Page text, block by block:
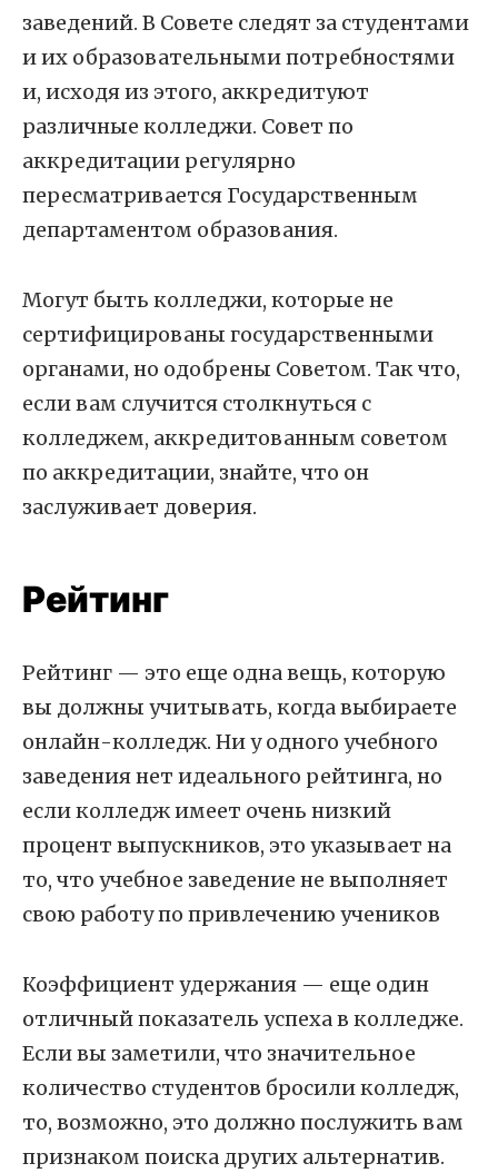
заведений. В Совете следят за студентами
и их образовательными потребностями
и, исходя из этого, аккредитуют
различные колледжи. Совет по
аккредитации регулярно
пересматривается Государственным
департаментом образования.
Могут быть колледжи, которые не
сертифицированы государственными
органами, но одобрены Советом. Так что,
если вам случится столкнуться с
колледжем, аккредитованным советом
по аккредитации, знайте, что он
заслуживает доверия.
Рейтинг
Рейтинг — это еще одна вещь, которую
вы должны учитывать, когда выбираете
онлайн-колледж. Ни у одного учебного
заведения нет идеального рейтинга, но
если колледж имеет очень низкий
процент выпускников, это указывает на
то, что учебное заведение не выполняет
свою работу по привлечению учеников
Коэффициент удержания — еще один
отличный показатель успеха в колледже.
Если вы заметили, что значительное
количество студентов бросили колледж,
то, возможно, это должно послужить вам
признаком поиска других альтернатив.